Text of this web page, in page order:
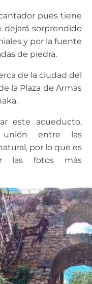
pues tiene
sorprendido
y por la fuente
de piedra.
de la ciudad del
la Plaza de Armas
este acueducto,
entre las
por lo que es
las fotos más